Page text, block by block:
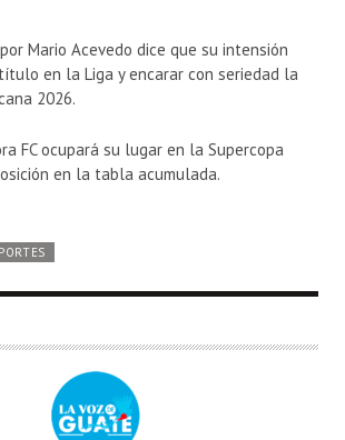
Mario Acevedo dice que su intensión
en la Liga y encarar con seriedad la
2026.
FCocupará su lugar en la Supercopa
en la tabla acumulada.